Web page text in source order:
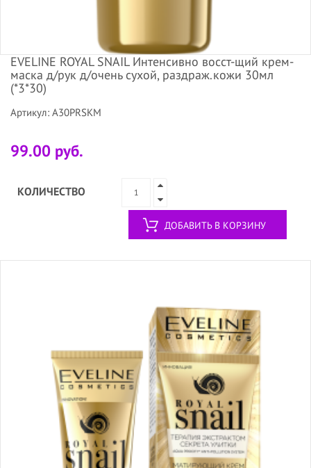
EVELINE ROYAL SNAIL Интенсивно восст-щий крем-
маска д/рук д/очень сухой, раздраж.кожи 30мл
(*3*30)
Артикул: A30PRSKM
99.00 руб.
КОЛИЧЕСТВО
ДОБАВИТЬ В КОРЗИНУ